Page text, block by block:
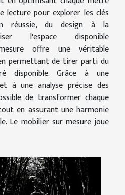
lecture pour explorer les clés
réussie, du design à la
l'espace disponible
offre une véritable
permettant de tirer parti du
disponible. Grâce à une
à une analyse précise des
de transformer chaque
en assurant une harmonie
Le mobilier sur mesure joue